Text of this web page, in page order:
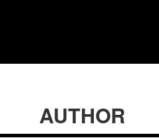
AUTHOR